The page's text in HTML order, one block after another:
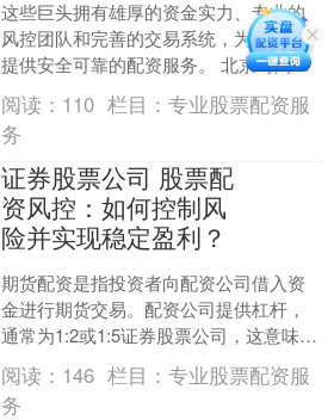
这些巨头拥有雄厚的资金实力、专业的
风控团队和完善的交易系统，为投资者
提供安全可靠的配资服务。 北京时间
2024年08月14日01时19分，九洲大药房
（CJJD.....
阅读： 110 栏目：专业股票配资服
务
证券股票公司 股票配
资风控：如何控制风
险并实现稳定盈利？
期货配资是指投资者向配资公司借入资
金进行期货交易。配资公司提供杠杆，
通常为1:2或1:5证券股票公司，这意味着
投资者可以用1元本金交易2元或5元的期
货合约。 股....
阅读： 146 栏目：专业股票配资服
务